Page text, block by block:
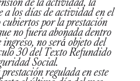
los días de actividad en el
por la prestación
no fuera abonada dentro
no será́ objeto del
30 del Texto Refundido
Social.
regulada en este